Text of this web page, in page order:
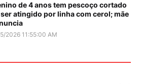
de 4 anos tem pescoço cortado
atingido por linha com cerol; mãe
2026 11:55:00 AM